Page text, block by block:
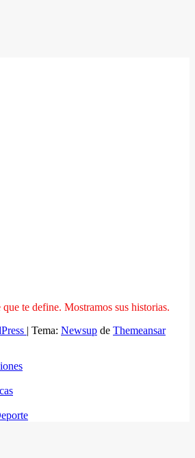
te define. Mostramos sus historias.
| Tema: Newsup de Themeansar